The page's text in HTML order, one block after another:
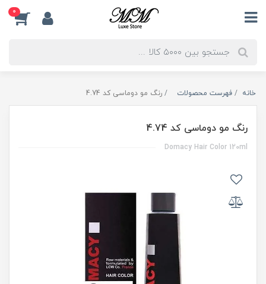
0
خانه فهرست محصولات رنگ مو دوماسی کد 4.74
رنگ مو دوماسی کد 4.74
Domacy Hair Color 120ml